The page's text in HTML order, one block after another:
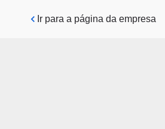
Pular para o conteúdo principal
Ir para a página da empresa